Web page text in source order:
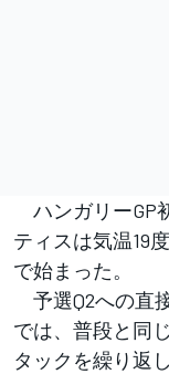
ハンガリーGP
ティスは気温19
で始まった。
予選Q2への直
では、普段と同
タックを繰り返